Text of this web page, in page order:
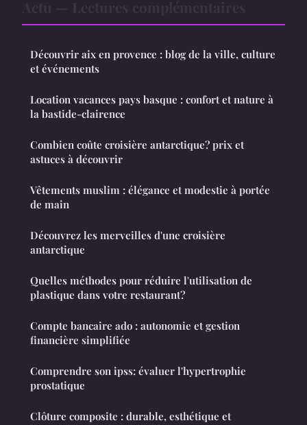
Découvrir aix en provence : blog de la ville, culture
et événements
Location vacances pays basque : confort et nature à
la bastide-clairence
Combien coûte croisière antarctique? prix et
astuces à découvrir
Vêtements muslim : élégance et modestie à portée
de main
Découvrez les merveilles d'une croisière
antarctique
Quelles méthodes pour réduire l'utilisation de
plastique dans votre restaurant?
Compte bancaire ado : autonomie et gestion
financière simplifiée
Comprendre son ipss: évaluer l'hypertrophie
prostatique
Clôture composite : durable, esthétique et